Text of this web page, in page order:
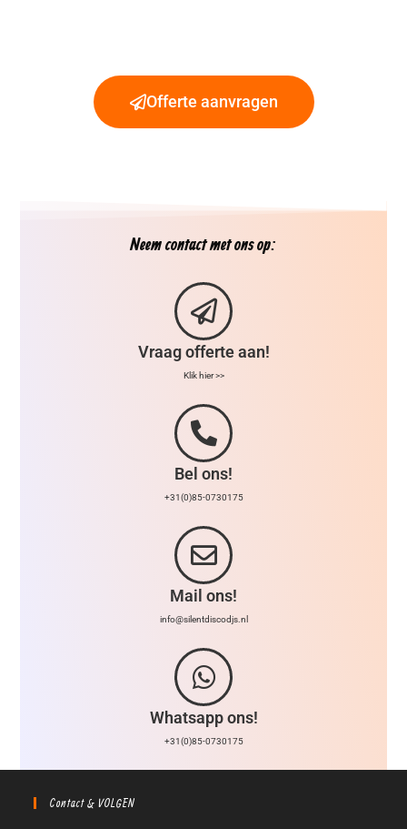
Offerte aanvragen
Neem contact met ons op:
Vraag offerte aan!
Klik hier >>
Bel ons!
+31(0)85-0730175
Mail ons!
info@silentdiscodjs.nl
Whatsapp ons!
+31(0)85-0730175
Contact & VOLGEN